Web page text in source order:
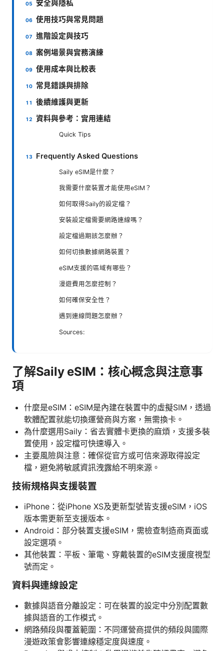
安全與隱私
使用技巧與常見問題
進階設定與技巧
案例場景與實務演練
使用成本與比較表
常見錯誤與排除
後續維護與更新
資料與參考：實用連結
Quick Tips
Frequently Asked Questions
Saily eSIM是什麼？
我需要什麼裝置才能使用eSIM？
如何取得Saily的設定檔？
安裝設定檔需要網路連線嗎？
設定檔過期該怎麼辦？
如何切換數據網路裝置？
eSIM支援的區域有哪些？
漫遊費用怎麼控制？
如何確保安全性？
遇到連線問題怎麼辦？
Sources:
了解Saily eSIM：核心概念與注意事
項
什麼是eSIM：eSIM是內建在裝置中的虛擬SIM，透過
軟體配置就能切換運營商與方案，無需換卡。
為什麼選用Saily：省去實體卡更換的麻煩，支援多裝
置使用，設定檔可快速導入。
主要風險與注意：確保從官方或可信來源取得設定
檔，避免將敏感資訊洩露給不明來源。
技術規格與支援裝置
iPhone：從iPhone XS及更新型號皆支援eSIM，iOS
版本需更新至支援版本。
Android：部分裝置支援eSIM，需檢查制造商頁面或
設定選項。
其他裝置：平板、筆電、穿戴裝置的eSIM支援度視型
號而定。
資料與連線設定
數據與語音分離設定：可在裝置的設定中分別配置數
據與語音的工作模式。
網路頻段與覆蓋範圍：不同運營商提供的頻段與國際
漫遊政策會影響連線穩定度與速度。